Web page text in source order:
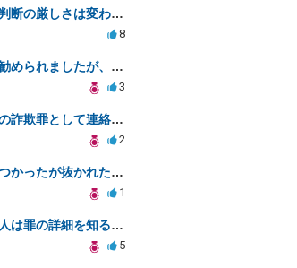
検事の性別で起訴判断の厳しさは変わるのか知りたい
8
警察には弁護士を勧められましたが、費用対効果で依頼をすることを躊躇しています。
3
警察から口座作りの詐欺罪として連絡が来ました。
2
紛失した財布が見つかったが抜かれた現金について
1
加害者の身元引受人は罪の詳細を知ることができるか？
5